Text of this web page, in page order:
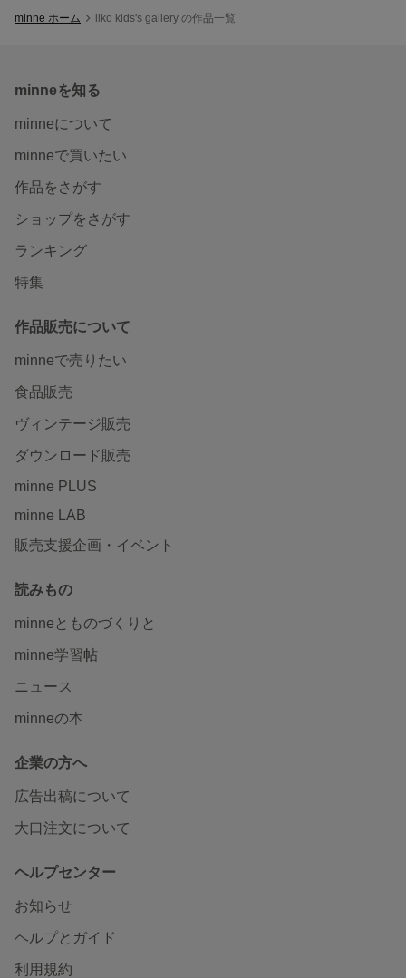
minne ホーム liko kids's gallery の作品一覧
minneを知る
minneについて
minneで買いたい
作品をさがす
ショップをさがす
ランキング
特集
作品販売について
minneで売りたい
食品販売
ヴィンテージ販売
ダウンロード販売
minne PLUS
minne LAB
販売支援企画・イベント
読みもの
minneとものづくりと
minne学習帖
ニュース
minneの本
企業の方へ
広告出稿について
大口注文について
ヘルプセンター
お知らせ
ヘルプとガイド
利用規約